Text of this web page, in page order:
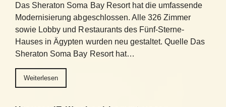
Das Sheraton Soma Bay Resort hat die umfassende
Modernisierung abgeschlossen. Alle 326 Zimmer
sowie Lobby und Restaurants des Fünf-Sterne-
Hauses in Ägypten wurden neu gestaltet. Quelle Das
Sheraton Soma Bay Resort hat…
Weiterlesen